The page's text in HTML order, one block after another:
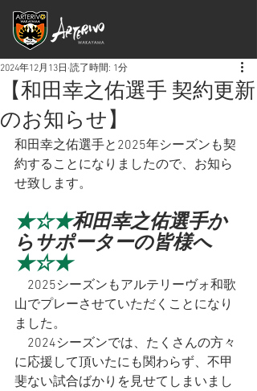
【和田幸之佑選手 契約更新
のお知らせ】
2024年12月13日 読了時間: 1分
和田幸之佑選手と2025年シーズンも契
約することになりましたので、お知ら
せ致します。
★☆★和田幸之佑選手か
らサポーターの皆様へ
★☆★
2025シーズンもアルテリーヴォ和歌
山でプレーさせていただくことになり
ました。
2024シーズンでは、たくさんの方々
に応援して頂いたにも関わらず、不甲
斐ない試合ばかりを見せてしまいまし